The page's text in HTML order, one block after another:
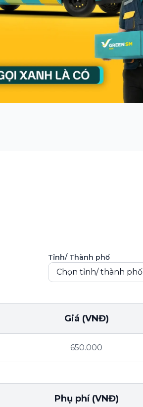
Tỉnh/ Thành phố
Chọn tỉnh/ thành phố
Giá (VNĐ)
650.000
Phụ phí (VNĐ)